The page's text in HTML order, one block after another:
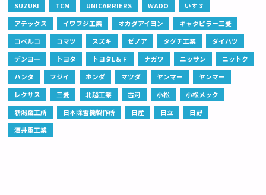
SUZUKI
TCM UNICARRIERS WADO
いすゞ
アテックス
イワフジ工業 オカダアイヨン
キャタピラー三菱
コベルコ
コマツ スズキ ゼノア タグチ工業
ダイハツ
デンヨー
トヨタ トヨタL＆Ｆ ナガワ ニッサン
ニットク
ハンタ
フジイ ホンダ マツダ ヤンマー
ヤンマー
レクサス
三菱 北越工業 古河 小松
小松メック
新潟鐵工所
日本除雪機製作所 日産 日立
日野
酒井重工業